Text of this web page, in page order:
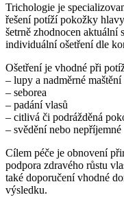
Trichologie je
řešení potíží pokožky
šetrně zhodnocen aktuální
individuální ošetření dle
Ošetření je vhodné při
– lupy a nadměrné maštění
– seborea
– padání vlasů
– citlivá či podrážděná
– svědění nebo
Cílem péče je obnovení
podpora zdravého růstu
také doporučení vhodné
výsledku.